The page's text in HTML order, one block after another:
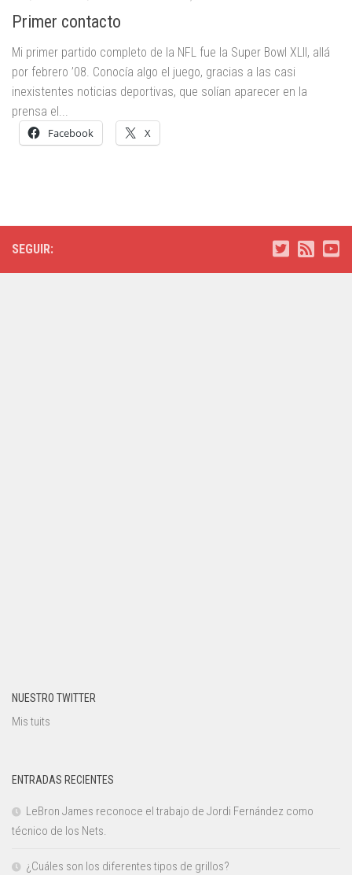
Primer contacto
Mi primer partido completo de la NFL fue la Super Bowl XLII, allá
por febrero ’08. Conocía algo el juego, gracias a las casi
inexistentes noticias deportivas, que solían aparecer en la
prensa el...
Facebook X
SEGUIR:
NUESTRO TWITTER
Mis tuits
ENTRADAS RECIENTES
LeBron James reconoce el trabajo de Jordi Fernández como
técnico de los Nets.
¿Cuáles son los diferentes tipos de grillos?